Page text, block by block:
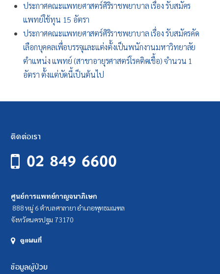
ประกาศคณะแพทยศาสตร์ศิริราชพยาบาล เรื่อง รับสมัคร
แพทย์ใช้ทุน 15 อัตรา
ประกาศคณะแพทยศาสตร์ศิริราชพยาบาล เรื่อง รับสมัครคัด
เลือกบุคคลเพื่อบรรจุและแต่งตั้งเป็นพนักงานมหาวิทยาลัย
ตำแหน่ง แพทย์ (สาขาอายุรศาสตร์โรคติดเชื้อ) จำนวน 1
อัตรา ตั้งแต่บัดนี้เป็นต้นไป
ติดต่อเรา
02 849 6600
ศูนย์การแพทย์กาญจนาภิเษก
888 หมู่ 6 ตำบลศาลายา อำเภอพุทธมณฑล
จังหวัดนครปฐม 73170
ดูแผนที่
ข้อมูลผู้ป่วย